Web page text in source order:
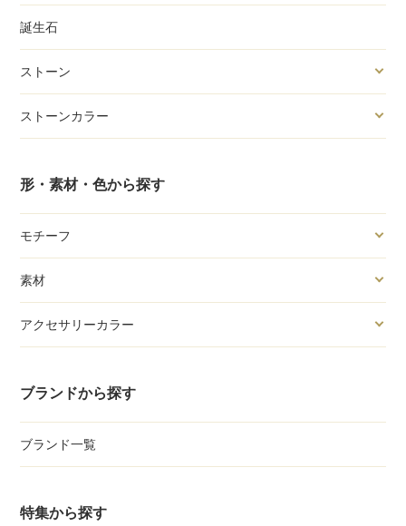
誕生石
ストーン
ストーンカラー
形・素材・色から探す
モチーフ
素材
アクセサリーカラー
ブランドから探す
ブランド一覧
特集から探す